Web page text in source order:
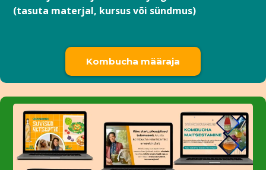
(tasuta materjal, kursus või sündmus)
Kombucha määraja